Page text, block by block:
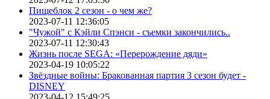
Пищеблок 2 сезон - о чем же?
2023-07-11 12:36:05
"Чужой" с Кэйли Спэнси - съемки закончились..
2023-07-11 12:30:43
Жизнь после SEGA: «Перерождение дяди»
2023-04-19 10:05:22
Звёздные войны: Бракованная партия 3 сезон будет -
DISNEY
2023-04-12 15:49:25